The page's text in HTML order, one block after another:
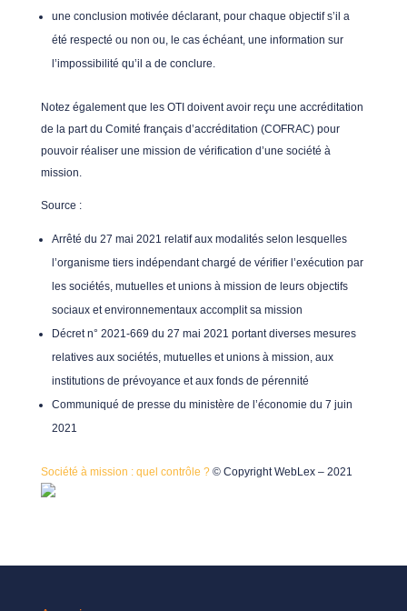
une conclusion motivée déclarant, pour chaque objectif s’il a
été respecté ou non ou, le cas échéant, une information sur
l’impossibilité qu’il a de conclure.
Notez également que les OTI doivent avoir reçu une accréditation
de la part du Comité français d’accréditation (COFRAC) pour
pouvoir réaliser une mission de vérification d’une société à
mission.
Source :
Arrêté du 27 mai 2021 relatif aux modalités selon lesquelles
l’organisme tiers indépendant chargé de vérifier l’exécution par
les sociétés, mutuelles et unions à mission de leurs objectifs
sociaux et environnementaux accomplit sa mission
Décret n° 2021-669 du 27 mai 2021 portant diverses mesures
relatives aux sociétés, mutuelles et unions à mission, aux
institutions de prévoyance et aux fonds de pérennité
Communiqué de presse du ministère de l’économie du 7 juin
2021
Société à mission : quel contrôle ? © Copyright WebLex – 2021